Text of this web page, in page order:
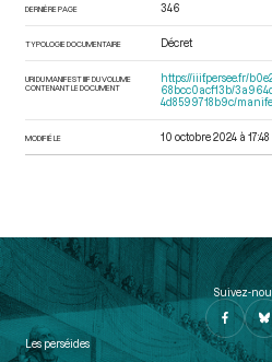
DERNIÈRE PAGE 346
TYPOLOGIE DOCUMENTAIRE Décret
URI DU MANIFEST IIIF DU VOLUME
CONTENANT LE DOCUMENT
https://iiif.persee.fr/
68bcc0acf13b/
4d8599718b9c/
MODIFIÉ LE 10 octobre 2024 à 17:48
Suivez-
Les perséides